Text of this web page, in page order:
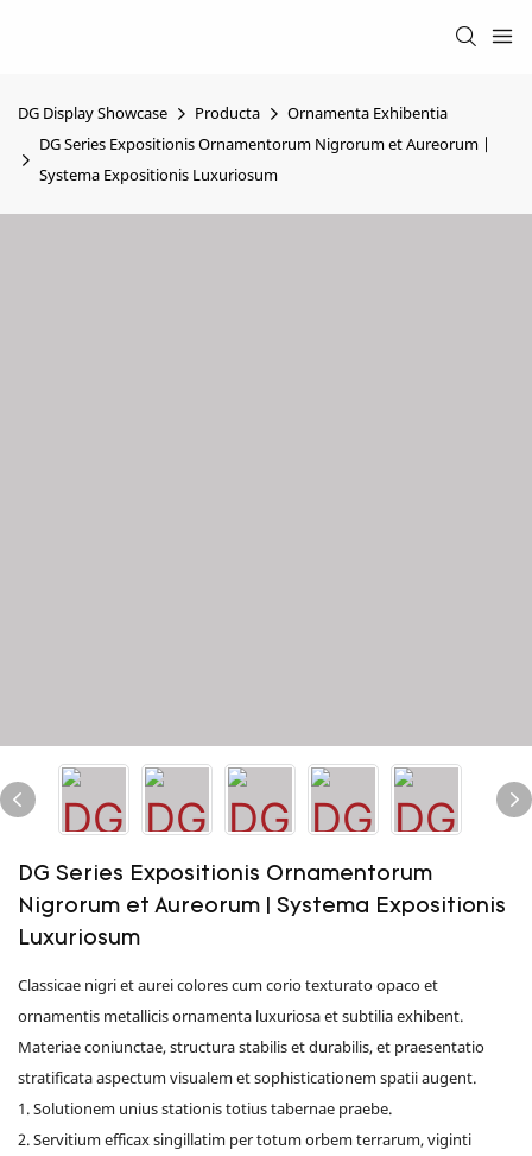
DG Display Showcase Producta
Ornamenta Exhibentia
DG Series Expositionis Ornamentorum Nigrorum et Aureorum |
Systema Expositionis Luxuriosum
DG Series Expositionis Ornamentorum
Nigrorum et Aureorum | Systema Expositionis
Luxuriosum
Classicae nigri et aurei colores cum corio texturato opaco et
ornamentis metallicis ornamenta luxuriosa et subtilia exhibent.
Materiae coniunctae, structura stabilis et durabilis, et praesentatio
stratificata aspectum visualem et sophisticationem spatii augent.
1. Solutionem unius stationis totius tabernae praebe.
2. Servitium efficax singillatim per totum orbem terrarum, viginti